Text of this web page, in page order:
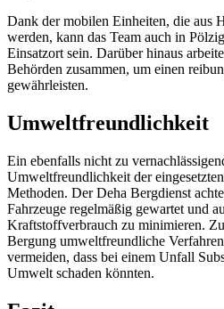
Dank der mobilen Einheiten, die aus
werden, kann das Team auch in
Einsatzort sein. Darüber hinaus
Behörden zusammen, um einen
gewährleisten.
Umweltfreundlichkeit
Ein ebenfalls nicht zu
Umweltfreundlichkeit der
Methoden. Der Deha Bergdienst
Fahrzeuge regelmäßig gewartet und
Kraftstoffverbrauch zu minimieren.
Bergung umweltfreundliche
vermeiden, dass bei einem Unfall
Umwelt schaden könnten.